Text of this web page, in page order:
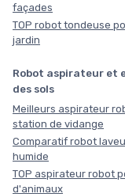
façades
TOP robot tondeuse
jardin
Robot aspirateur et
des sols
Meilleurs aspirateur
station de vidange
Comparatif robot
humide
TOP aspirateur robot
d'animaux